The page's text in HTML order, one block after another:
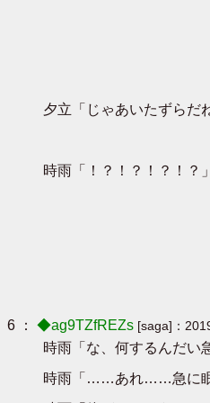
夕立「じゃあいたずらだ
時雨「！？！？！？！？」
6 ： ◆ag9TZfREZs [saga]：
時雨「な、何するんだい
時雨「……あれ……急に